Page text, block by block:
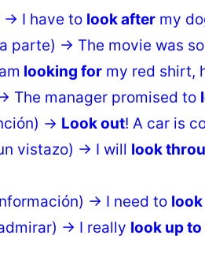
I have to look aftermy
parte) → The movie was
looking formy red shirt,
The manager promised to
→ Look out! A car is
vistazo) → I will look
→ I need to look
→ I really look up to